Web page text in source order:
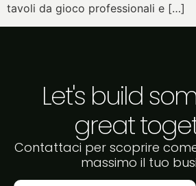
tavoli da gioco professionali e […]
Let's build
great
Contattaci per scoprire
massimo il tuo